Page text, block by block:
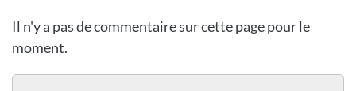
Il n'y a pas de commentaire sur cette page pour le
moment.